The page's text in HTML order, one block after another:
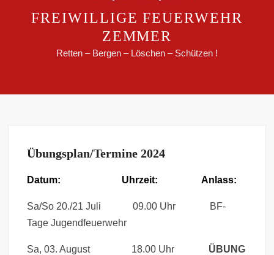
FREIWILLIGE FEUERWEHR
ZEMMER
Retten – Bergen – Löschen – Schützen !
Übungsplan/Termine 2024
Datum: Uhrzeit: Anlass:
Sa/So 20./21 Juli 09.00 Uhr BF-
Tage Jugendfeuerwehr
Sa, 03. August 18.00 Uhr ÜBUNG